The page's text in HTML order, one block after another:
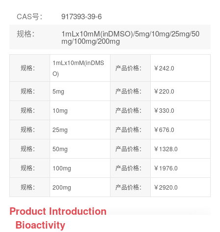
CAS号：
917393-39-6
规格： 1mLx10mM(inDMSO)/5mg/10mg/25mg/50
mg/100mg/200mg
规格：
1mLx10mM(inDMS
O)
产品价格： ￥242.0
规格： 5mg 产品价格： ￥220.0
规格： 10mg 产品价格： ￥330.0
规格： 25mg 产品价格： ￥676.0
规格： 50mg 产品价格： ￥1328.0
规格： 100mg 产品价格： ￥1976.0
规格： 200mg 产品价格： ￥2920.0
Product Introduction
Bioactivity